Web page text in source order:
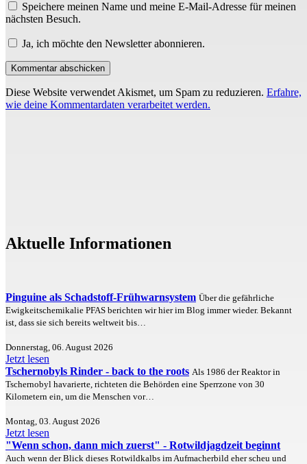
Speichere meinen Name und meine E-Mail-Adresse für meinen
nächsten Besuch.
Ja, ich möchte den Newsletter abonnieren.
Diese Website verwendet Akismet, um Spam zu reduzieren. Erfahre,
wie deine Kommentardaten verarbeitet werden.
Aktuelle Informationen
Pinguine als Schadstoff-Frühwarnsystem Über die gefährliche
Ewigkeitschemikalie PFAS berichten wir hier im Blog immer wieder. Bekannt
ist, dass sie sich bereits weltweit bis…
Donnerstag, 06. August 2026
Jetzt lesen
Tschernobyls Rinder - back to the roots Als 1986 der Reaktor in
Tschernobyl havarierte, richteten die Behörden eine Sperrzone von 30
Kilometern ein, um die Menschen vor…
Montag, 03. August 2026
Jetzt lesen
"Wenn schon, dann mich zuerst" - Rotwildjagdzeit beginnt
Auch wenn der Blick dieses Rotwildkalbs im Aufmacherbild eher scheu und